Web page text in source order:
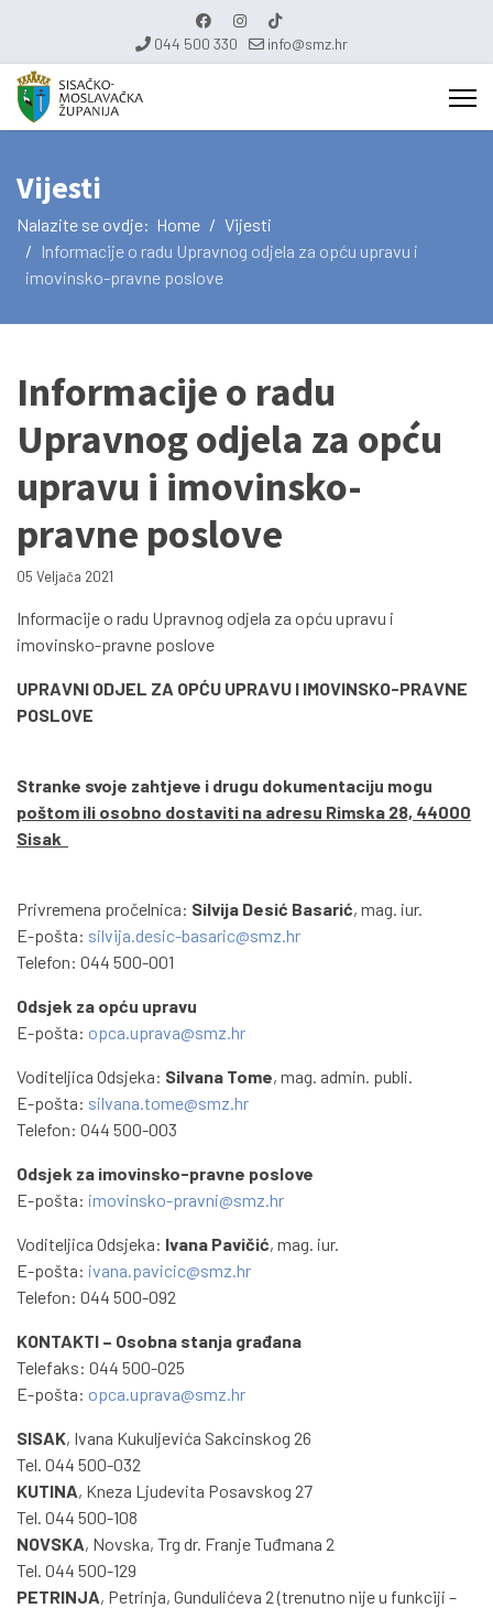
044 500 330 info@smz.hr
Vijesti
Nalazite se ovdje: Home
Vijesti
Informacije o radu Upravnog odjela za opću upravu i
imovinsko-pravne poslove
Informacije o radu
Upravnog odjela za opću
upravu i imovinsko-
pravne poslove
05 Veljača 2021
Informacije o radu Upravnog odjela za opću upravu i
imovinsko-pravne poslove
UPRAVNI ODJEL ZA OPĆU UPRAVU I IMOVINSKO-PRAVNE
POSLOVE
Stranke svoje zahtjeve i drugu dokumentaciju mogu
poštom ili osobno dostaviti na adresu Rimska 28, 44000
Sisak
Privremena pročelnica: Silvija Desić Basarić, mag. iur.
E-pošta: silvija.desic-basaric@smz.hr
Telefon: 044 500-001
Odsjek za opću upravu
E-pošta: opca.uprava@smz.hr
Voditeljica Odsjeka: Silvana Tome, mag. admin. publi.
E-pošta: silvana.tome@smz.hr
Telefon: 044 500-003
Odsjek za imovinsko-pravne poslove
E-pošta: imovinsko-pravni@smz.hr
Voditeljica Odsjeka: Ivana Pavičić, mag. iur.
E-pošta: ivana.pavicic@smz.hr
Telefon: 044 500-092
KONTAKTI – Osobna stanja građana
Telefaks: 044 500-025
E-pošta: opca.uprava@smz.hr
SISAK, Ivana Kukuljevića Sakcinskog 26
Tel. 044 500-032
KUTINA, Kneza Ljudevita Posavskog 27
Tel. 044 500-108
NOVSKA, Novska, Trg dr. Franje Tuđmana 2
Tel. 044 500-129
PETRINJA, Petrinja, Gundulićeva 2 (trenutno nije u funkciji –